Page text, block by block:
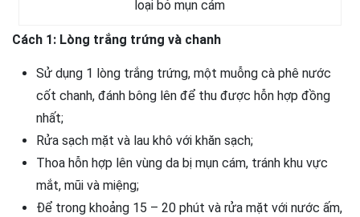
loại bỏ mụn cám
Cách 1: Lòng trắng trứng và chanh
Sử dụng 1 lòng trắng trứng, một muỗng cà phê nước
cốt chanh, đánh bông lên để thu được hỗn hợp đồng
nhất;
Rửa sạch mặt và lau khô với khăn sạch;
Thoa hỗn hợp lên vùng da bị mụn cám, tránh khu vực
mắt, mũi và miệng;
Để trong khoảng 15 – 20 phút và rửa mặt với nước ấm,